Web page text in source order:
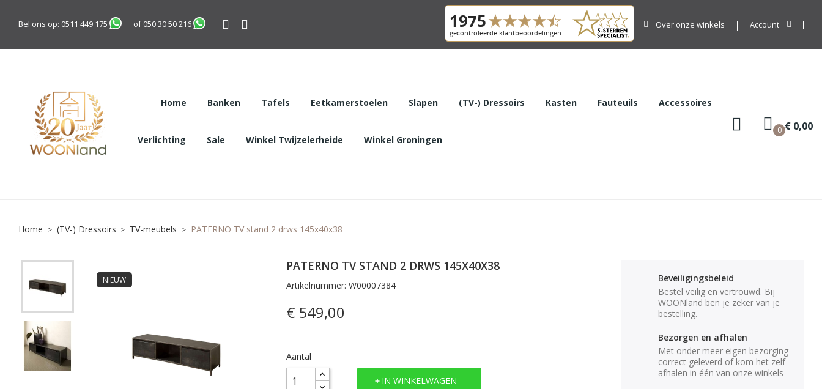
Bel ons op: 0511 449 175 of050 30 50 216 Over onze winkels Account
Home Banken Tafels Eetkamerstoelen Slapen (TV-) Dressoirs Kasten Fauteuils Accessoires
Verlichting Sale Winkel Twijzelerheide Winkel Groningen
0 € 0,00
Home (TV-) Dressoirs TV-meubels PATERNO TV stand 2 drws 145x40x38
NIEUW
PATERNO TV STAND 2 DRWS 145X40X38
Artikelnummer: W00007384
€ 549,00
Aantal
IN WINKELWAGEN
Beveiligingsbeleid
Bestel veilig en vertrouwd. Bij
WOONland ben je zeker van je
bestelling.
Bezorgen en afhalen
Met onder meer eigen bezorging
correct geleverd of kom het zelf
afhalen in één van onze winkels